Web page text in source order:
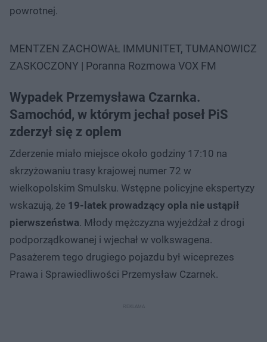
powrotnej.
MENTZEN ZACHOWAŁ IMMUNITET, TUMANOWICZ
ZASKOCZONY | Poranna Rozmowa VOX FM
Wypadek Przemysława Czarnka.
Samochód, w którym jechał poseł PiS
zderzył się z oplem
Zderzenie miało miejsce około godziny 17:10 na
skrzyżowaniu trasy krajowej numer 72 w
wielkopolskim Smulsku. Wstępne policyjne ekspertyzy
wskazują, że 19-latek prowadzący opla nie ustąpił
pierwszeństwa. Młody mężczyzna wyjeżdżał z drogi
podporządkowanej i wjechał w volkswagena.
Pasażerem tego drugiego pojazdu był wiceprezes
Prawa i Sprawiedliwości Przemysław Czarnek.